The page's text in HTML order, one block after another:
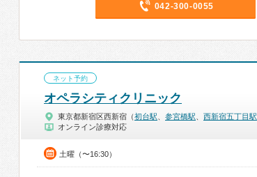
042-300-0055
ネット予約
オペラシティクリニック
東京都新宿区西新宿（初台駅 参宮橋駅 西新宿五丁目駅
オンライン診療対応
土曜（〜16:30）